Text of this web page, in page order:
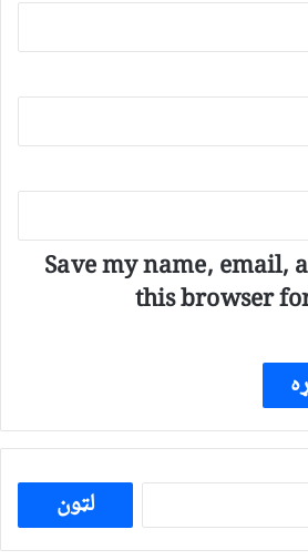
Save my name, email,
this browser
ددی
لپاره
لټون: